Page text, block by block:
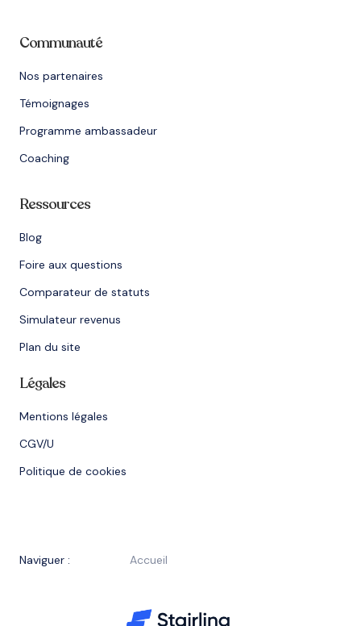
Communauté
Nos partenaires
Témoignages
Programme ambassadeur
Coaching
Ressources
Blog
Foire aux questions
Comparateur de statuts
Simulateur revenus
Plan du site
Légales
Mentions légales
CGV/U
Politique de cookies
Naviguer : Accueil